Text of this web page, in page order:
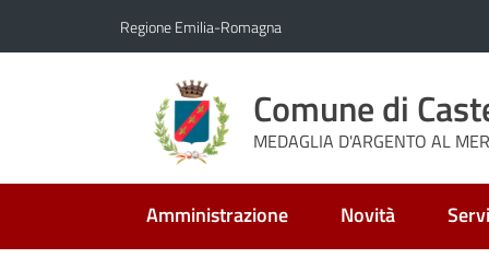
Regione Emilia-Romagna
Comune di
MEDAGLIA D'ARGENTO AL
Amministrazione Novità